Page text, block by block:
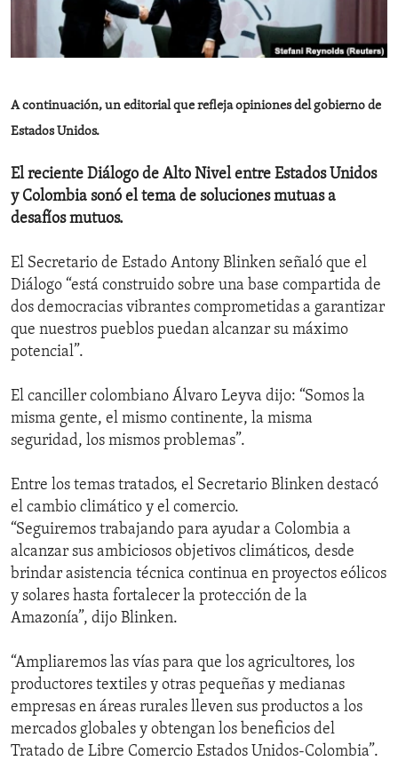
ENVIRONMENT AND HEALTH
IDEALS AND INSTITUTIONS
A continuación, un editorial que refleja opiniones del gobierno de
Estados Unidos.
El reciente Diálogo de Alto Nivel entre Estados Unidos
y Colombia sonó el tema de soluciones mutuas a
desafíos mutuos.
El Secretario de Estado Antony Blinken señaló que el
Diálogo “está construido sobre una base compartida de
dos democracias vibrantes comprometidas a garantizar
que nuestros pueblos puedan alcanzar su máximo
potencial”.
El canciller colombiano Álvaro Leyva dijo: “Somos la
misma gente, el mismo continente, la misma
seguridad, los mismos problemas”.
Entre los temas tratados, el Secretario Blinken destacó
el cambio climático y el comercio.
“Seguiremos trabajando para ayudar a Colombia a
alcanzar sus ambiciosos objetivos climáticos, desde
brindar asistencia técnica continua en proyectos eólicos
y solares hasta fortalecer la protección de la
Amazonía”, dijo Blinken.
“Ampliaremos las vías para que los agricultores, los
productores textiles y otras pequeñas y medianas
empresas en áreas rurales lleven sus productos a los
mercados globales y obtengan los beneficios del
Tratado de Libre Comercio Estados Unidos-Colombia”.